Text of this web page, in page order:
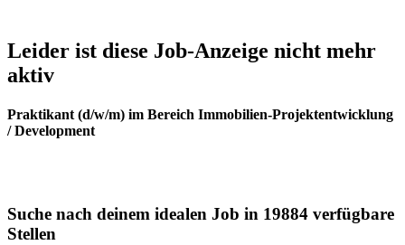
Leider ist diese Job-Anzeige nicht mehr
aktiv
Praktikant (d/w/m) im Bereich Immobilien-Projektentwicklung
/ Development
Suche nach deinem idealen Job in 19884 verfügbare
Stellen